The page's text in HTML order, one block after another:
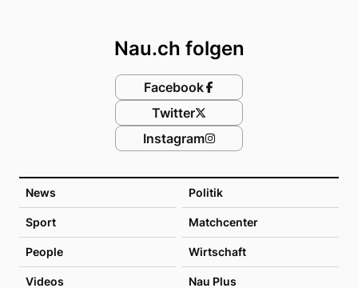
News Politik
Sport Matchcenter
People Wirtschaft
Videos Nau Plus
Nau.ch folgen
Facebook
Twitter
Instagram